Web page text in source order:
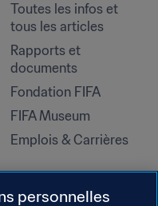
Toutes les infos et
tous les articles
Rapports et
documents
Fondation FIFA
FIFA Museum
Emplois & Carrières
personnelles